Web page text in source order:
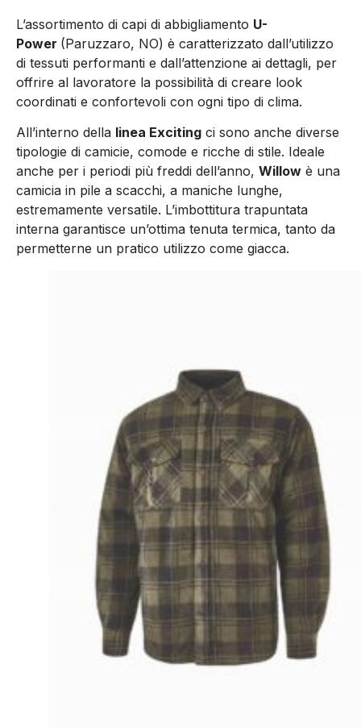
L’assortimento di capi di abbigliamento U-
Power (Paruzzaro, NO) è caratterizzato dall’utilizzo
di tessuti performanti e dall’attenzione ai dettagli, per
offrire al lavoratore la possibilità di creare look
coordinati e confortevoli con ogni tipo di clima.
All’interno della linea Exciting ci sono anche diverse
tipologie di camicie, comode e ricche di stile. Ideale
anche per i periodi più freddi dell’anno, Willow è una
camicia in pile a scacchi, a maniche lunghe,
estremamente versatile. L’imbottitura trapuntata
interna garantisce un’ottima tenuta termica, tanto da
permetterne un pratico utilizzo come giacca.